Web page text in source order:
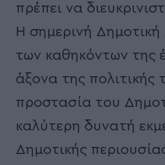
πρέπει να
Η σημερινή
των καθηκόντων της
άξονα της πολιτικής
προστασία του
καλύτερη δυνατή
Δημοτικής